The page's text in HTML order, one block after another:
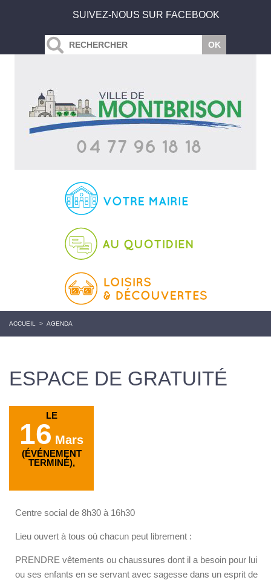
SUIVEZ-NOUS SUR FACEBOOK
ACCUEIL > AGENDA
ESPACE DE GRATUITÉ
LE
16 Mars
(ÉVÉNEMENT
TERMINÉ),
Centre social de 8h30 à 16h30
Lieu ouvert à tous où chacun peut librement :
PRENDRE vêtements ou chaussures dont il a besoin pour lui
ou ses enfants en se servant avec sagesse dans un esprit de